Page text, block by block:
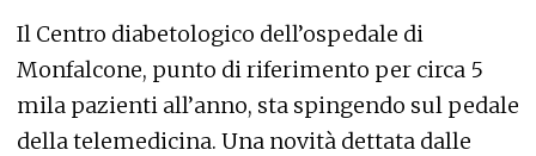
Il Centro diabetologico dell’ospedale di
Monfalcone, punto di riferimento per circa 5
mila pazienti all’anno, sta spingendo sul pedale
della telemedicina. Una novità dettata dalle